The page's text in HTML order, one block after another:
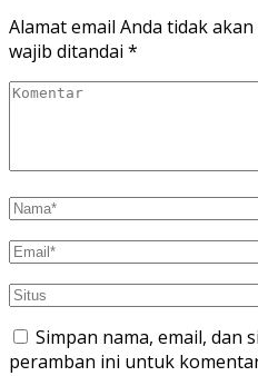
Alamat email Anda tidak
wajib ditandai *
Simpan nama, email, dan
peramban ini untuk